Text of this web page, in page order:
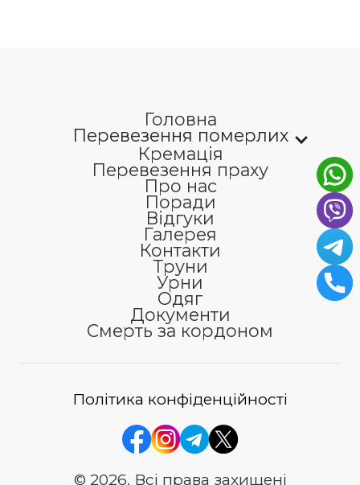
Головна
Перевезення померлих
Кремація
Перевезення праху
Про нас
Поради
Відгуки
Галерея
Контакти
Труни
Урни
Одяг
Документи
Смерть за кордоном
Політика конфіденційності
© 2026. Всі права захищені